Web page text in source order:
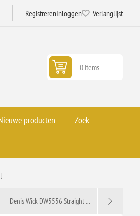
RegistrerenInloggen Verlanglijst
0 items
producten Zoek
Denis Wick DW5556 Straight ...